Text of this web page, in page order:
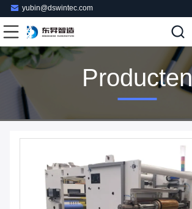
yubin@dswintec.com
Producten